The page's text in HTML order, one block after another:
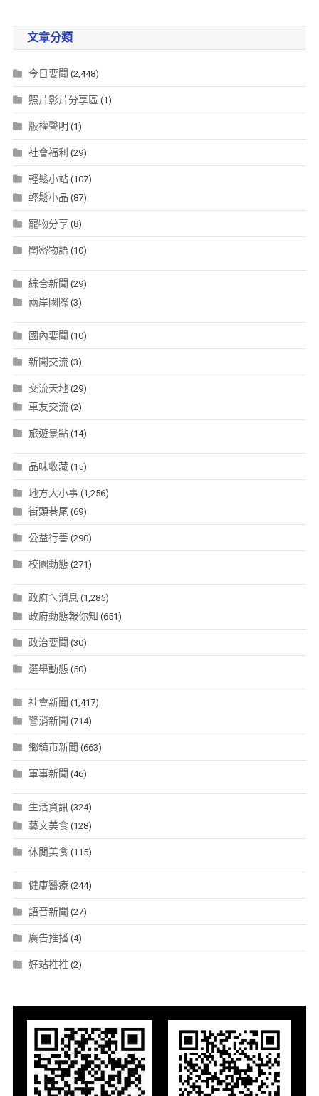
文章分類
今日要聞 (2,448)
照片影片分享區 (1)
版權聲明 (1)
社會福利 (29)
輕鬆小站(107)
輕鬆小品 (87)
寵物分享(8)
閨密物語(10)
綜合新聞 (29)
兩岸國際(3)
國內要聞 (10)
新聞交流(3)
交流天地(29)
車友交流(2)
旅遊景點(14)
品味收藏(15)
地方大小事(1,256)
街頭巷尾 (69)
公益行善(290)
校園動態 (271)
政府ㄟ消息 (1,285)
政府動態報你知 (651)
政治要聞 (30)
選舉動態 (50)
社會新聞 (1,417)
警消新聞 (714)
鄉鎮市新聞 (663)
軍事新聞 (46)
生活資訊(324)
藝文美食(128)
休閒美食(115)
健康醫療(244)
語音新聞 (27)
廣告推播(4)
好站推推 (2)